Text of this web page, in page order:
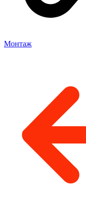
Монтаж